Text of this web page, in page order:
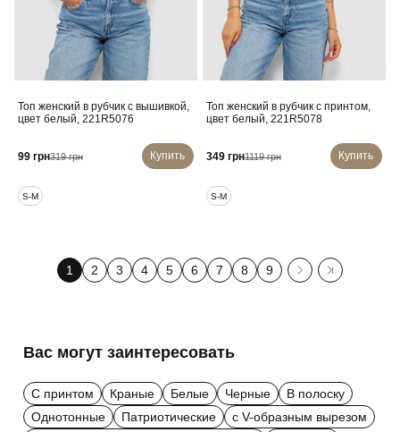
Топ женский в рубчик с вышивкой,
цвет белый, 221R5076
99 грн319 грн Купить
S-M
Топ женский в рубчик с принтом,
цвет белый, 221R5078
349 грн1119 грн Купить
S-M
1 2 3 4 5 6 7 8 9
Вас могут заинтересовать
С принтом Краные Белые Черные
В полоску
Однотонные
Патриотические
с V-образным вырезом